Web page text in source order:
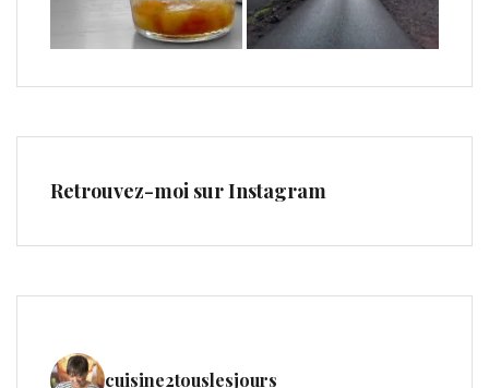
Retrouvez-moi sur Instagram
cuisine2touslesjours